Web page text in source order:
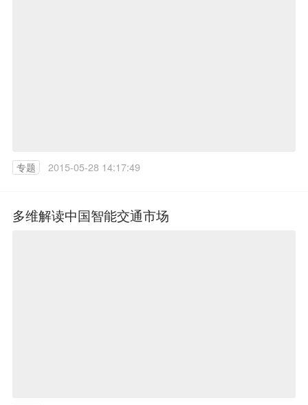
专题 2015-05-28 14:17:49
多维解读中国智能交通市场